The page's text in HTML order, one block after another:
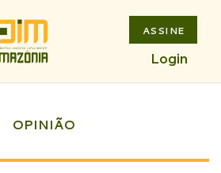
ASSINE
Login
OPINIÃO